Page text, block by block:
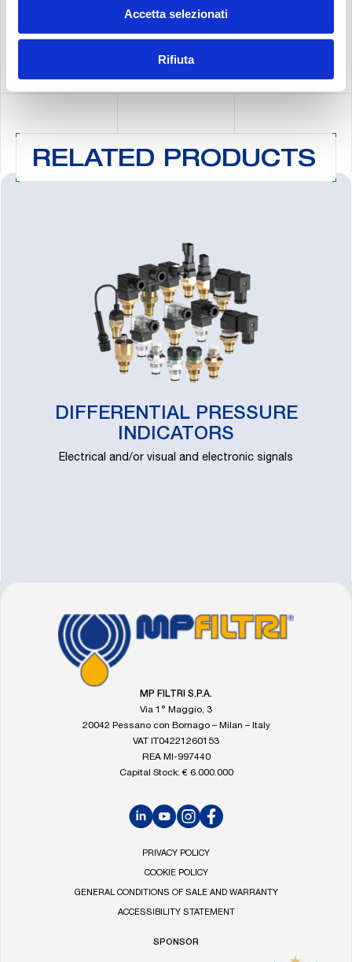
Accetta selezionati
Rifiuta
RELATED PRODUCTS
DIFFERENTIAL PRESSURE
INDICATORS
Electrical and/or visual and electronic signals
FOOTER
Go
to
the
MP FILTRI S.P.A.
Via 1° Maggio, 3
20042 Pessano con Bornago – Milan – Italy
VAT IT04221260153
REA MI-997440
Capital Stock: € 6.000.000
LinkedInYouTubeInstagramFacebook
PRIVACY POLICY
COOKIE POLICY
GENERAL CONDITIONS OF SALE AND WARRANTY
ACCESSIBILITY STATEMENT
SPONSOR